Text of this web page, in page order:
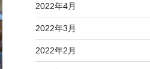
2022年4月
2022年3月
2022年2月